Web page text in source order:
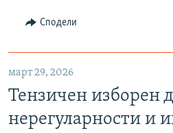
Сподели
март 29, 2026
Тензичен изборен
нерегуларности и